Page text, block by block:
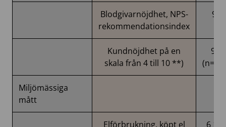
Blodgivarnöjdhet, NPS-
rekommendationsindex
95
Kundnöjdhet på en
skala från 4 till 10 **)
9,5
Miljömässiga
mått
Elförbrukning, köpt el 6 190